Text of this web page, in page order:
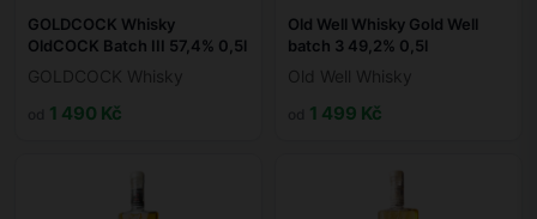
GOLDCOCK Whisky
OldCOCK Batch III 57,4% 0,5l
GOLDCOCK Whisky
1 490 Kč
Old Well Whisky Gold Well
batch 3 49,2% 0,5l
Old Well Whisky
1 499 Kč